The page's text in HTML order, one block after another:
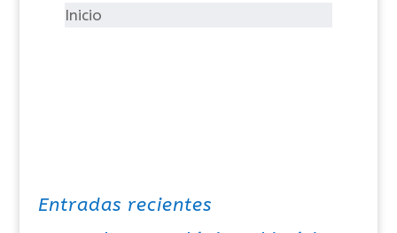
íInicio
Entradas recientes